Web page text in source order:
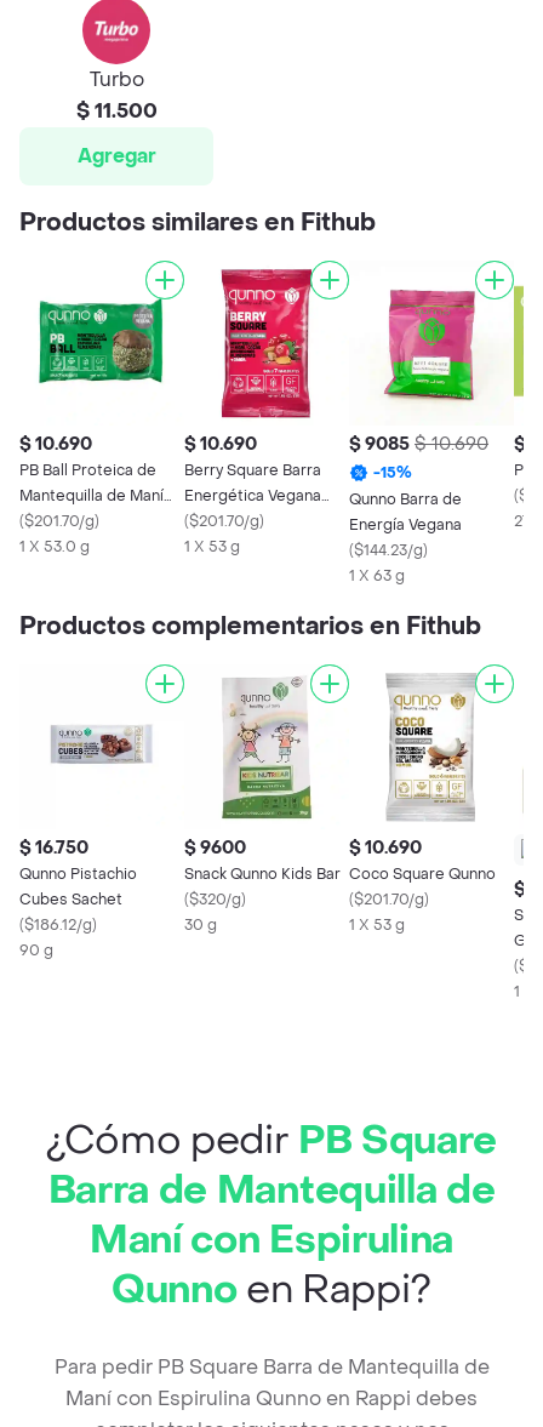
Turbo
$ 11.500
Agregar
Productos similares en Fithub
$ 10.690
PB Ball Proteica de
Mantequilla de Maní
Qunno
($201.70/g)
1 X 53.0 g
$ 10.690
Berry Square Barra
Energética Vegana
Qunno
($201.70/g)
1 X 53 g
$ 9085 $ 10.690
-15%
Qunno Barra de
Energía Vegana
($144.23/g)
1 X 63 g
$
(
27 g
Productos complementarios en Fithub
$ 16.750
Qunno Pistachio
Cubes Sachet
($186.12/g)
90 g
$ 9600
Snack Qunno Kids Bar
($320/g)
30 g
$ 10.690
Coco Square Qunno
($201.70/g)
1 X 53 g
$
(
1 X
¿Cómo pedir PB Square
Barra de Mantequilla de
Maní con Espirulina
Qunnoen Rappi?
Para pedir PB Square Barra de Mantequilla de
Maní con Espirulina Qunno en Rappi debes